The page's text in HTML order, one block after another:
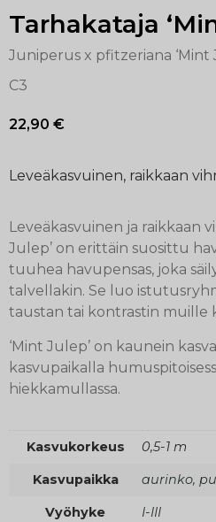
Tarhakataja
Juniperus x pfitzeriana ‘Mint
C3
22,90 €
Leveäkasvuinen, raikkaan
Leveäkasvuinen ja raikkaan
Julep’ on erittäin suosittu
tuuhea havupensas, joka
talvellakin. Se luo
taustan tai kontrastin muille
‘Mint Julep’ on kaunein
kasvupaikalla
hiekkamullassa.
Kasvukorkeus 0,5-1 m
Kasvupaikka aurinko,
Vyöhyke I-III